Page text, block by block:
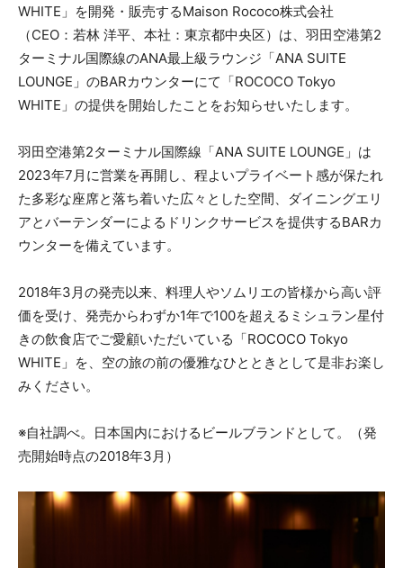
WHITE」を開発・販売するMaison Rococo株式会社
（CEO：若林 洋平、本社：東京都中央区）は、羽田空港第2
ターミナル国際線のANA最上級ラウンジ「ANA SUITE
LOUNGE」のBARカウンターにて「ROCOCO Tokyo
WHITE」の提供を開始したことをお知らせいたします。
羽田空港第2ターミナル国際線「ANA SUITE LOUNGE」は
2023年7月に営業を再開し、程よいプライベート感が保たれ
た多彩な座席と落ち着いた広々とした空間、ダイニングエリ
アとバーテンダーによるドリンクサービスを提供するBARカ
ウンターを備えています。
2018年3月の発売以来、料理人やソムリエの皆様から高い評
価を受け、発売からわずか1年で100を超えるミシュラン星付
きの飲食店でご愛顧いただいている「ROCOCO Tokyo
WHITE」を、空の旅の前の優雅なひとときとして是非お楽し
みください。
※自社調べ。日本国内におけるビールブランドとして。（発
売開始時点の2018年3月）